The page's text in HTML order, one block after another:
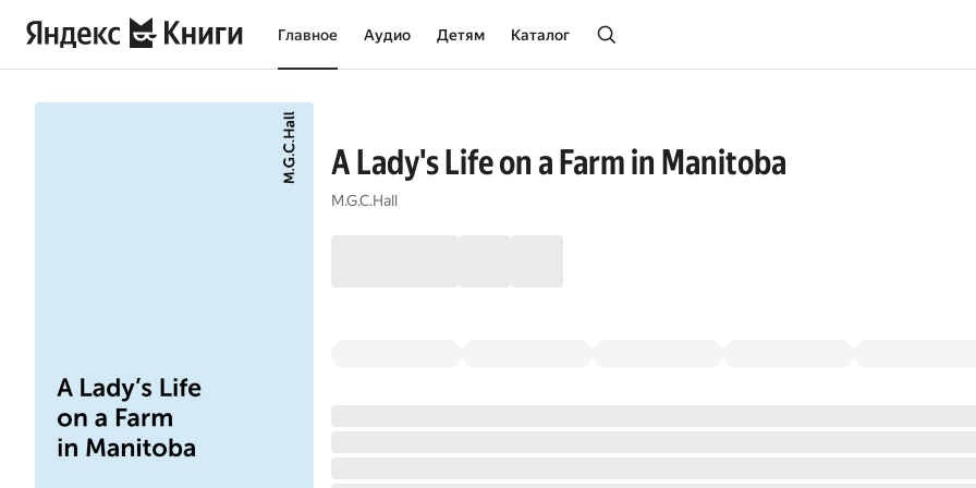
Главное Аудио Детям Каталог
A Lady's Life on a Farm in Manitoba
M.G.C.Hall